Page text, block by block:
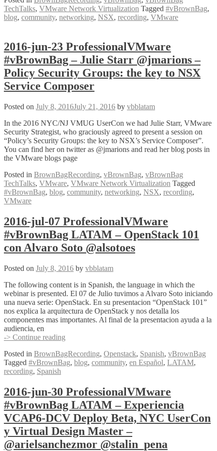
TechTalks, VMware Network Virtualization Tagged #vBrownBag,
blog, community, networking, NSX, recording, VMware
2016-jun-23 ProfessionalVMware
#vBrownBag – Julie Starr @jmarions –
Policy Security Groups: the key to NSX
Service Composer
Posted on July 8, 2016July 21, 2016 by vbblatam
In the 2016 NYC/NJ VMUG UserCon we had Julie Starr, VMware
Security Strategist, who graciously agreed to present a session on
“Policy’s Security Groups: the key to NSX’s Service Composer”.
You can find her on twitter as @jmarions and read her blog posts in
the VMware blogs page
Posted in BrownBagRecording, vBrownBag, vBrownBag
TechTalks, VMware, VMware Network Virtualization Tagged
#vBrownBag, blog, community, networking, NSX, recording,
VMware
2016-jul-07 ProfessionalVMware
#vBrownBag LATAM – OpenStack 101
con Alvaro Soto @alsotoes
Posted on July 8, 2016 by vbblatam
The following content is in Spanish, the language in which the
webinar is presented. El 07 de Julio tuvimos a Alvaro Soto iniciando
una nueva serie: OpenStack. En su presentacion “OpenStack 101”
nos explica la arquitectura de OpenStack y nos detalla los
componentes mas importantes. Al final de la presentacion ayuda a la
audiencia, en
-> Continue reading
07
ProfessionalVMware
–
OpenStack
101
con
Alvaro
Soto
@alsotoes
Posted in BrownBagRecording, Openstack, Spanish, vBrownBag
Tagged #vBrownBag, blog, community, en Español, LATAM,
recording, Spanish
2016-jun-30 ProfessionalVMware
#vBrownBag LATAM – Experiencia
VCAP6-DCV Deploy Beta, NYC UserCon
y Virtual Design Master –
@arielsanchezmor @stalin_pena